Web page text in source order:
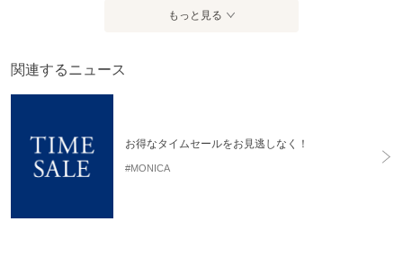
もっと見る
関連するニュース
お得なタイムセールをお見逃しなく！
#MONICA